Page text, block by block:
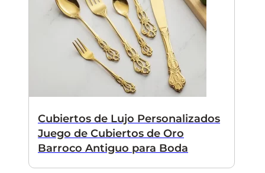
Cubiertos de Lujo Personalizados
Juego de Cubiertos de Oro
Barroco Antiguo para Boda